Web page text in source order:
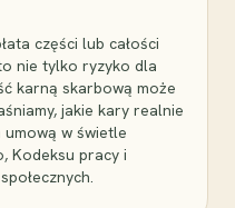
części lub całości
nie tylko ryzyko dla
karną skarbową może
jakie kary realnie
w świetle
Kodeksu pracy i